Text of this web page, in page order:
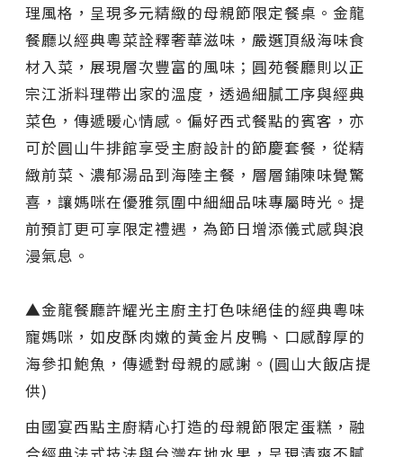
理風格，呈現多元精緻的母親節限定餐桌。金龍
餐廳以經典粵菜詮釋奢華滋味，嚴選頂級海味食
材入菜，展現層次豐富的風味；圓苑餐廳則以正
宗江浙料理帶出家的溫度，透過細膩工序與經典
菜色，傳遞暖心情感。偏好西式餐點的賓客，亦
可於圓山牛排館享受主廚設計的節慶套餐，從精
緻前菜、濃郁湯品到海陸主餐，層層鋪陳味覺驚
喜，讓媽咪在優雅氛圍中細細品味專屬時光。提
前預訂更可享限定禮遇，為節日增添儀式感與浪
漫氣息。
▲金龍餐廳許耀光主廚主打色味絕佳的經典粵味
寵媽咪，如皮酥肉嫩的黃金片皮鴨、口感醇厚的
海參扣鮑魚，傳遞對母親的感謝。(圓山大飯店提
供)
由國宴西點主廚精心打造的母親節限定蛋糕，融